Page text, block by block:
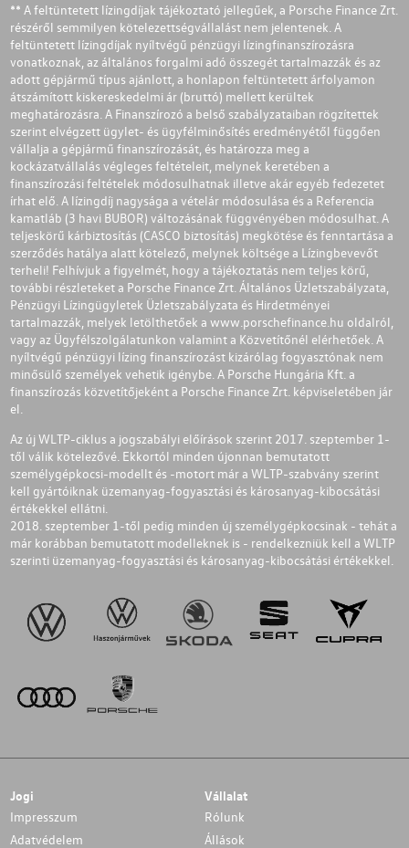
** A feltüntetett lízingdíjak tájékoztató jellegűek, a Porsche Finance Zrt.
részéről semmilyen kötelezettségvállalást nem jelentenek. A
feltüntetett lízingdíjak nyíltvégű pénzügyi lízingfinanszírozásra
vonatkoznak, az általános forgalmi adó összegét tartalmazzák és az
adott gépjármű típus ajánlott, a honlapon feltüntetett árfolyamon
átszámított kiskereskedelmi ár (bruttó) mellett kerültek
meghatározásra. A Finanszírozó a belső szabályzataiban rögzítettek
szerint elvégzett ügylet- és ügyfélminősítés eredményétől függően
vállalja a gépjármű finanszírozását, és határozza meg a
kockázatvállalás végleges feltételeit, melynek keretében a
finanszírozási feltételek módosulhatnak illetve akár egyéb fedezetet
írhat elő. A lízingdíj nagysága a vételár módosulása és a Referencia
kamatláb (3 havi BUBOR) változásának függvényében módosulhat. A
teljeskörű kárbiztosítás (CASCO biztosítás) megkötése és fenntartása a
szerződés hatálya alatt kötelező, melynek költsége a Lízingbevevőt
terheli! Felhívjuk a figyelmét, hogy a tájékoztatás nem teljes körű,
további részleteket a Porsche Finance Zrt. Általános Üzletszabályzata,
Pénzügyi Lízingügyletek Üzletszabályzata és Hirdetményei
tartalmazzák, melyek letölthetőek a www.porschefinance.hu oldalról,
vagy az Ügyfélszolgálatunkon valamint a Közvetítőnél elérhetőek. A
nyíltvégű pénzügyi lízing finanszírozást kizárólag fogyasztónak nem
minősülő személyek vehetik igénybe. A Porsche Hungária Kft. a
finanszírozás közvetítőjeként a Porsche Finance Zrt. képviseletében jár
el.
Az új WLTP-ciklus a jogszabályi előírások szerint 2017. szeptember 1-
től válik kötelezővé. Ekkortól minden újonnan bemutatott
személygépkocsi-modellt és -motort már a WLTP-szabvány szerint
kell gyártóiknak üzemanyag-fogyasztási és károsanyag-kibocsátási
értékekkel ellátni.
2018. szeptember 1-től pedig minden új személygépkocsinak - tehát a
már korábban bemutatott modelleknek is - rendelkezniük kell a WLTP
szerinti üzemanyag-fogyasztási és károsanyag-kibocsátási értékekkel.
Jogi
Impresszum
Adatvédelem
Vállalat
Rólunk
Állások